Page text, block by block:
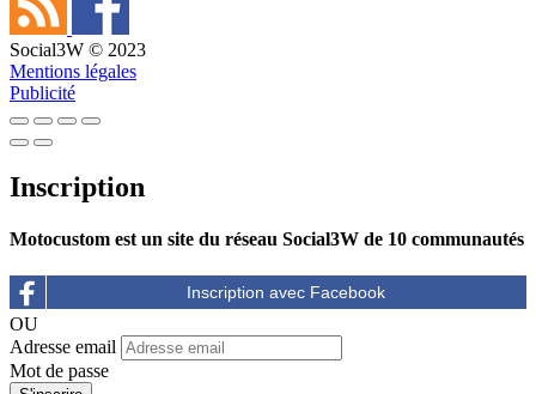
Social3W © 2023
Mentions légales
Publicité
Inscription
Motocustom est un site du réseau Social3W de 10 communautés
OU
Adresse email
Mot de passe